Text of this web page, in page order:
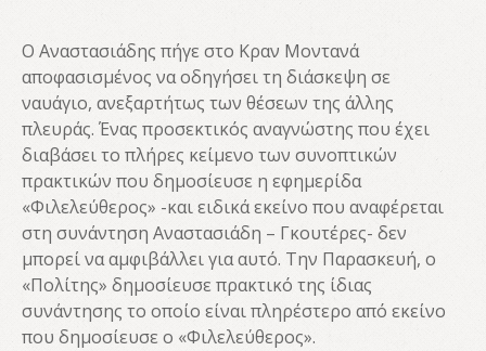
Ο Αναστασιάδης πήγε στο Κραν Μοντανά
αποφασισμένος να οδηγήσει τη διάσκεψη σε
ναυάγιο, ανεξαρτήτως των θέσεων της άλλης
πλευράς. Ένας προσεκτικός αναγνώστης που έχει
διαβάσει το πλήρες κείμενο των συνοπτικών
πρακτικών που δημοσίευσε η εφημερίδα
«Φιλελεύθερος» -και ειδικά εκείνο που αναφέρεται
στη συνάντηση Αναστασιάδη – Γκουτέρες- δεν
μπορεί να αμφιβάλλει για αυτό. Την Παρασκευή, ο
«Πολίτης» δημοσίευσε πρακτικό της ίδιας
συνάντησης το οποίο είναι πληρέστερο από εκείνο
που δημοσίευσε ο «Φιλελεύθερος».